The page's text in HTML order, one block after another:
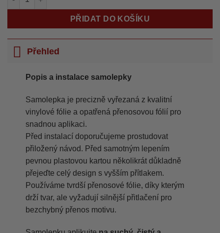
PŘIDAT DO KOŠÍKU
Přehled
Popis a instalace samolepky
Samolepka je precizně vyřezaná z kvalitní
vinylové fólie a opatřená přenosovou fólií pro
snadnou aplikaci.
Před instalací doporučujeme prostudovat
přiložený návod. Před samotným lepením
pevnou plastovou kartou několikrát důkladně
přejeďte celý design s vyšším přítlakem.
Používáme tvrdší přenosové fólie, díky kterým
drží tvar, ale vyžadují silnější přitlačení pro
bezchybný přenos motivu.